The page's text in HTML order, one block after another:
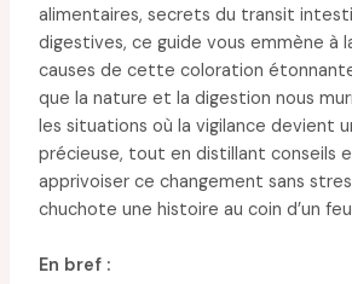
alimentaires, secrets du transit
digestives, ce guide vous emmène à
causes de cette coloration
que la nature et la digestion nous
les situations où la vigilance devient
précieuse, tout en distillant conseils
apprivoiser ce changement sans
chuchote une histoire au coin d’un
En bref :